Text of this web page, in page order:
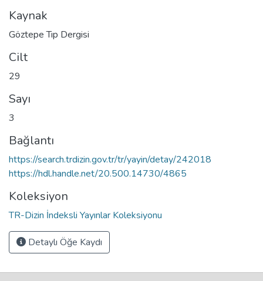
Kaynak
Göztepe Tıp Dergisi
Cilt
29
Sayı
3
Bağlantı
https://search.trdizin.gov.tr/tr/yayin/detay/242018
https://hdl.handle.net/20.500.14730/4865
Koleksiyon
TR-Dizin İndeksli Yayınlar Koleksiyonu
Detaylı Öğe Kaydı